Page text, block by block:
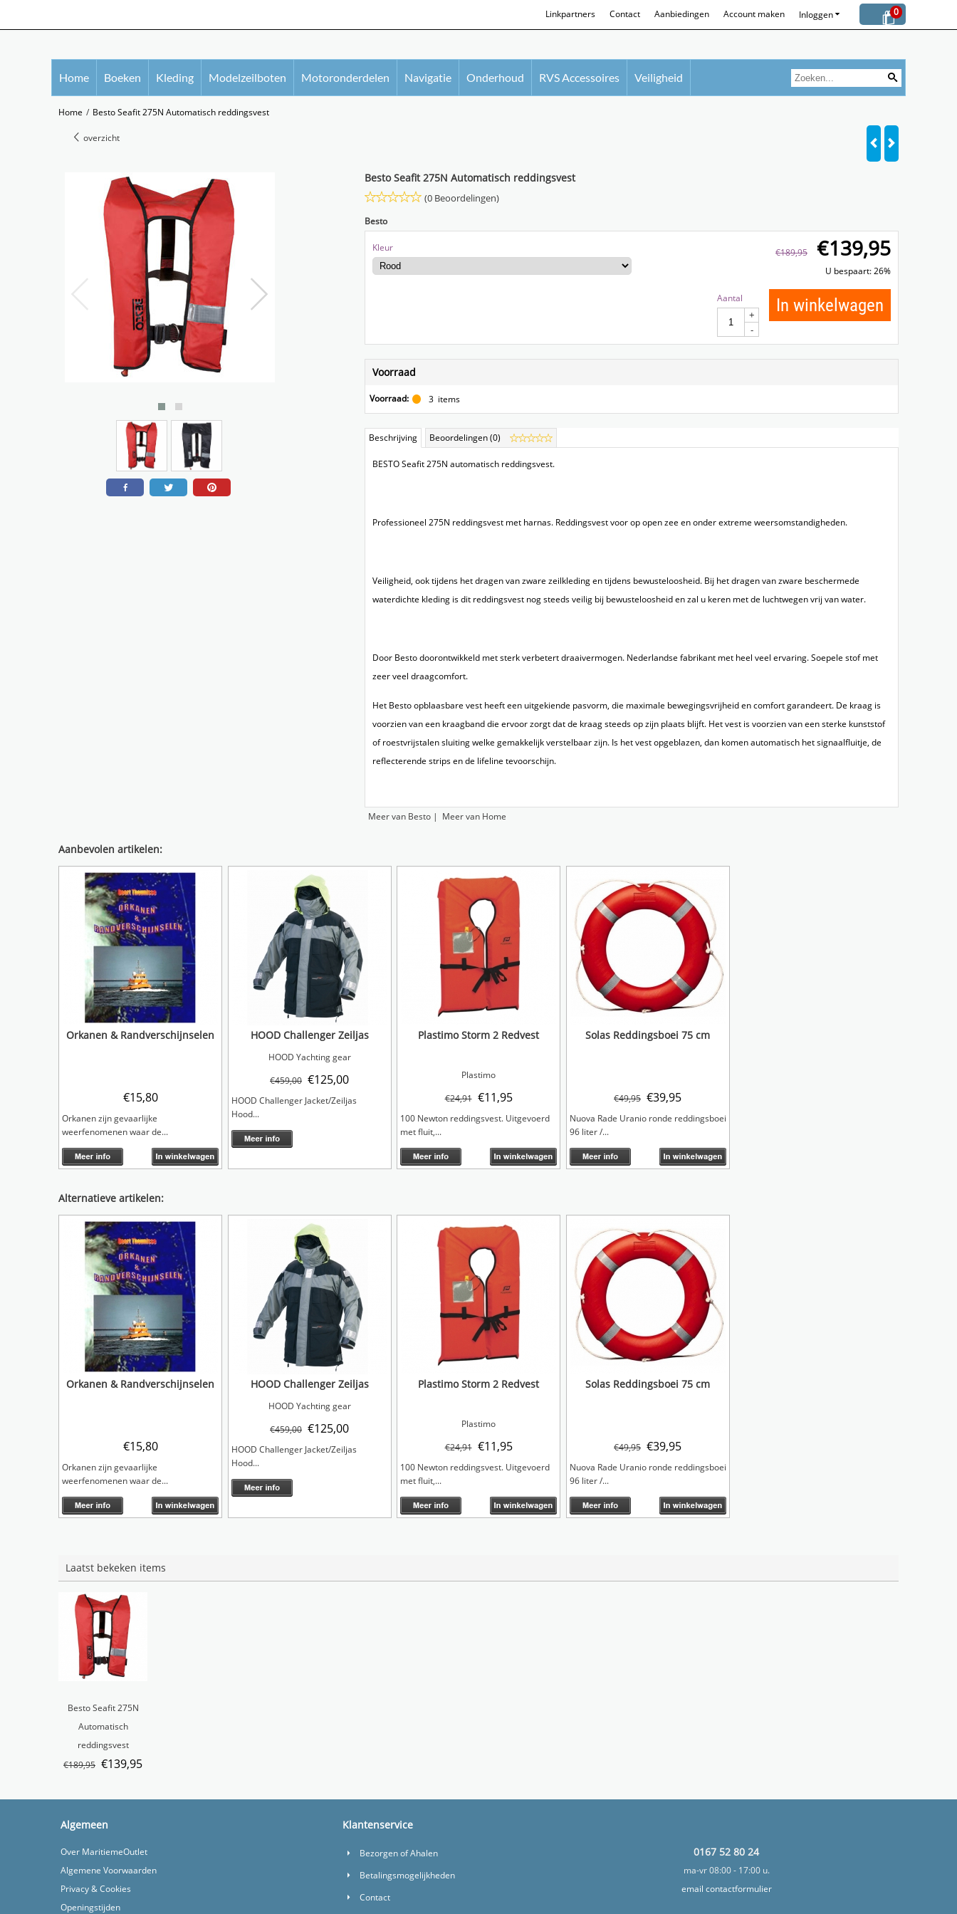
0
Inloggen
Linkpartners Contact Aanbiedingen Account maken
Home Boeken Kleding Modelzeilboten Motoronderdelen Navigatie Onderhoud RVS Accessoires Veiligheid
Home / Besto Seafit 275N Automatisch reddingsvest
overzicht
Besto Seafit 275N Automatisch reddingsvest
(0 Beoordelingen)
Besto
€189,95 €139,95
U bespaart: 26%
Kleur
Aantal
+
-
In winkelwagen
Voorraad
Voorraad: 3 items
Beschrijving Beoordelingen (0)
BESTO Seafit 275N automatisch reddingsvest.
Professioneel 275N reddingsvest met harnas. Reddingsvest voor op open zee en onder extreme weersomstandigheden.
Veiligheid, ook tijdens het dragen van zware zeilkleding en tijdens bewusteloosheid. Bij het dragen van zware beschermede
waterdichte kleding is dit reddingsvest nog steeds veilig bij bewusteloosheid en zal u keren met de luchtwegen vrij van water.
Door Besto doorontwikkeld met sterk verbetert draaivermogen. Nederlandse fabrikant met heel veel ervaring. Soepele stof met
zeer veel draagcomfort.
Het Besto opblaasbare vest heeft een uitgekiende pasvorm, die maximale bewegingsvrijheid en comfort garandeert. De kraag is
voorzien van een kraagband die ervoor zorgt dat de kraag steeds op zijn plaats blijft. Het vest is voorzien van een sterke kunststof
of roestvrijstalen sluiting welke gemakkelijk verstelbaar zijn. Is het vest opgeblazen, dan komen automatisch het signaalfluitje, de
reflecterende strips en de lifeline tevoorschijn.
Meer van Besto | Meer van Home
Aanbevolen artikelen:
Orkanen & Randverschijnselen
€15,80
Orkanen zijn gevaarlijke
weerfenomenen waar de...
HOOD Challenger Zeiljas
HOOD Yachting gear
€459,00 €125,00
HOOD Challenger Jacket/Zeiljas
Hood...
Plastimo Storm 2 Redvest
Plastimo
€24,91 €11,95
100 Newton reddingsvest. Uitgevoerd
met fluit,...
Solas Reddingsboei 75 cm
€49,95 €39,95
Nuova Rade Uranio ronde reddingsboei
96 liter /...
Alternatieve artikelen:
Orkanen & Randverschijnselen
€15,80
Orkanen zijn gevaarlijke
weerfenomenen waar de...
HOOD Challenger Zeiljas
HOOD Yachting gear
€459,00 €125,00
HOOD Challenger Jacket/Zeiljas
Hood...
Plastimo Storm 2 Redvest
Plastimo
€24,91 €11,95
100 Newton reddingsvest. Uitgevoerd
met fluit,...
Solas Reddingsboei 75 cm
€49,95 €39,95
Nuova Rade Uranio ronde reddingsboei
96 liter /...
Laatst bekeken items
Besto Seafit 275N
Automatisch
reddingsvest
€189,95 €139,95
Algemeen
Over MaritiemeOutlet
Algemene Voorwaarden
Privacy & Cookies
Openingstijden
Klantenservice
Bezorgen of Ahalen
Betalingsmogelijkheden
Contact
0167 52 80 24
ma-vr 08:00 - 17:00 u.
email contactformulier